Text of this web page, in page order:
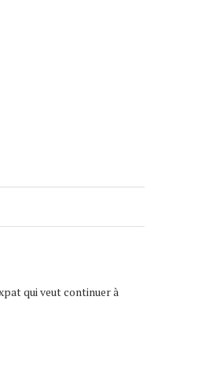
qui veut continuer à